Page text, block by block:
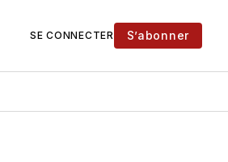
SE CONNECTER S’abonner